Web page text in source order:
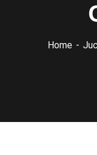
Home